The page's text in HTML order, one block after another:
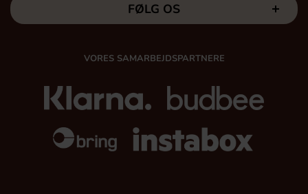
FØLG OS
VORES SAMARBEJDSPARTNERE